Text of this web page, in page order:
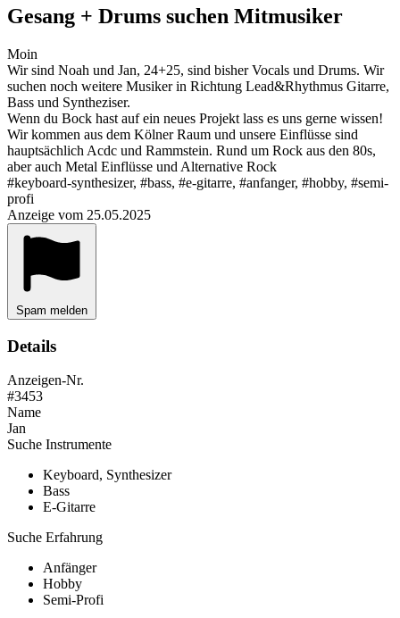
Gesang + Drums suchen Mitmusiker
Moin
Wir sind Noah und Jan, 24+25, sind bisher Vocals und Drums. Wir
suchen noch weitere Musiker in Richtung Lead&Rhythmus Gitarre,
Bass und Syntheziser.
Wenn du Bock hast auf ein neues Projekt lass es uns gerne wissen!
Wir kommen aus dem Kölner Raum und unsere Einflüsse sind
hauptsächlich Acdc und Rammstein. Rund um Rock aus den 80s,
aber auch Metal Einflüsse und Alternative Rock
#keyboard-synthesizer, #bass, #e-gitarre, #anfanger, #hobby, #semi-
profi
Anzeige vom 25.05.2025
Spam melden
Details
Anzeigen-Nr.
#3453
Name
Jan
Suche Instrumente
Keyboard, Synthesizer
Bass
E-Gitarre
Suche Erfahrung
Anfänger
Hobby
Semi-Profi